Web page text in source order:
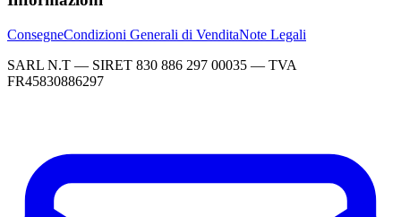
ConsegneCondizioni Generali di VenditaNote Legali
SARL N.T — SIRET 830 886 297 00035 — TVA
FR45830886297